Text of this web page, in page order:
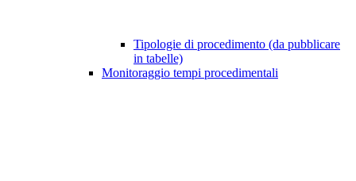
Tipologie di procedimento (da pubblicare
in tabelle)
Monitoraggio tempi procedimentali